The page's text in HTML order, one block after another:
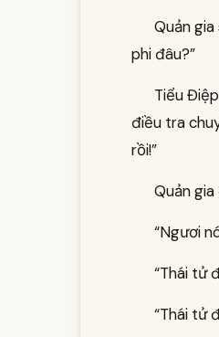
Quản
phi đâu?”
Tiểu
điều tra
rồi!”
Quản
“Ngươi
“Thái tử
“Thái tử